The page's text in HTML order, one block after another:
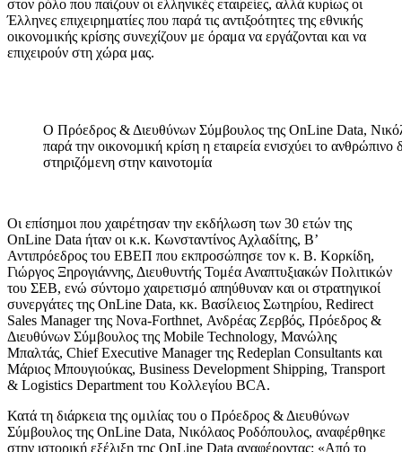
στον ρόλο που παίζουν οι ελληνικές εταιρείες, αλλά κυρίως οι
Έλληνες επιχειρηματίες που παρά τις αντιξοότητες της εθνικής
οικονομικής κρίσης συνεχίζουν με όραμα να εργάζονται και να
επιχειρούν στη χώρα μας.
O Πρόεδρος & Διευθύνων Σύμβουλος της OnLine Data,
παρά την οικονομική κρίση η εταιρεία ενισχύει το ανθρώπινο
στηριζόμενη στην καινοτομία
Οι επίσημοι που χαιρέτησαν την εκδήλωση των 30 ετών της
OnLine Data ήταν οι κ.κ. Κωνσταντίνος Αχλαδίτης, Β’
Αντιπρόεδρος του ΕΒΕΠ που εκπροσώπησε τον κ. Β. Κορκίδη,
Γιώργος Ξηρογιάννης, Διευθυντής Τομέα Αναπτυξιακών Πολιτικών
του ΣΕΒ, ενώ σύντομο χαιρετισμό απηύθυναν και οι στρατηγικοί
συνεργάτες της OnLine Data, κκ. Βασίλειος Σωτηρίου, Redirect
Sales Manager της Nova-Forthnet, Ανδρέας Ζερβός, Πρόεδρος &
Διευθύνων Σύμβουλος της Mobile Technology, Μανώλης
Μπαλτάς, Chief Executive Manager της Redeplan Consultants και
Μάριος Μπουγιούκας, Business Development Shipping, Transport
& Logistics Department του Κολλεγίου BCA.
Κατά τη διάρκεια της ομιλίας του ο Πρόεδρος & Διευθύνων
Σύμβουλος της OnLine Data, Νικόλαος Ροδόπουλος, αναφέρθηκε
στην ιστορική εξέλιξη της OnLine Data αναφέροντας: «Από το